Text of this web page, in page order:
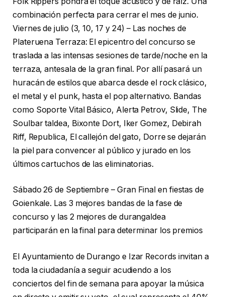
combinación perfecta para cerrar el mes de junio.
Viernes de julio (3, 10, 17 y 24) – Las noches de
Plateruena Terraza: El epicentro del concurso se
traslada a las intensas sesiones de tarde/noche en la
terraza, antesala de la gran final. Por allí pasará un
huracán de estilos que abarca desde el rock clásico,
el metal y el punk, hasta el pop alternativo. Bandas
como Soporte Vital Básico, Alerta Petrov, Slide, The
Soulbar taldea, Bixonte Dort, Iker Gomez, Debirah
Riff, Republica, El callejón del gato, Dorre se dejarán
la piel para convencer al público y jurado en los
últimos cartuchos de las eliminatorias.
Sábado 26 de Septiembre – Gran Final en fiestas de
Goienkale. Las 3 mejores bandas de la fase de
concurso y las 2 mejores de durangaldea
participarán en la final para determinar los premios
El Ayuntamiento de Durango e Izar Records invitan a
toda la ciudadanía a seguir acudiendo a los
conciertos del fin de semana para apoyar la música